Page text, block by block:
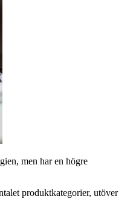
men har en högre
produktkategorier, utöver